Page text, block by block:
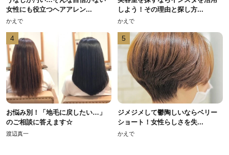
女性にも役立つヘアアレン...
かえで
しよう！その理由と探し方...
かえで
4
お悩み別！「地毛に戻したい…」
のご相談に答えます☆
渡辺真一
5
ジメジメして鬱陶しいならベリー
ショート！女性らしさを失...
かえで